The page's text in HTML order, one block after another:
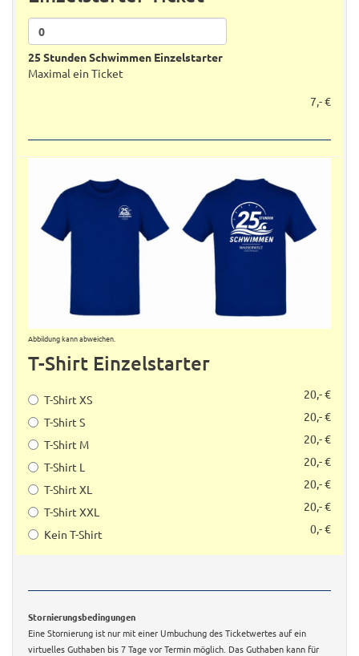
25 Stunden Schwimmen Einzelstarter
Maximal ein Ticket
7,- €
Abbildung kann abweichen.
T-Shirt Einzelstarter
T-Shirt XS
20,- €
T-Shirt S
20,- €
T-Shirt M
20,- €
T-Shirt L
20,- €
T-Shirt XL
20,- €
T-Shirt XXL
20,- €
Kein T-Shirt
0,- €
Stornierungsbedingungen
Eine Stornierung ist nur mit einer Umbuchung des Ticketwertes auf ein
virtuelles Guthaben bis 7 Tage vor Termin möglich. Das Guthaben kann für